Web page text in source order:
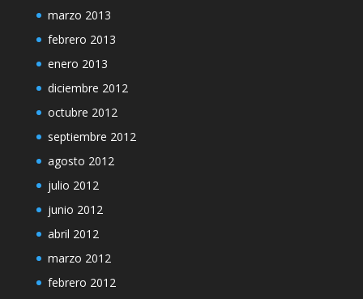
marzo 2013
febrero 2013
enero 2013
diciembre 2012
octubre 2012
septiembre 2012
agosto 2012
julio 2012
junio 2012
abril 2012
marzo 2012
febrero 2012